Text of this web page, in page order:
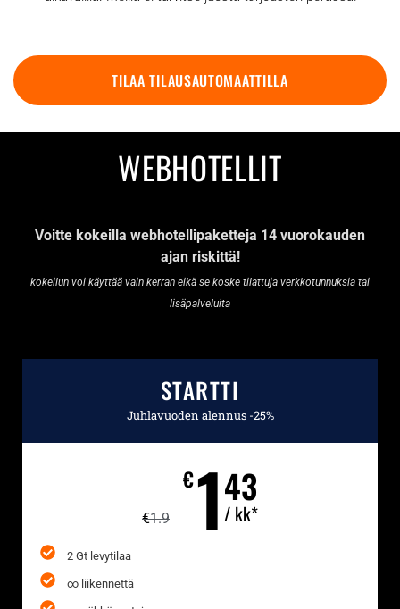
TILAA TILAUSAUTOMAATTILLA
WEBHOTELLIT
Voitte kokeilla webhotellipaketteja 14 vuorokauden
ajan riskittä!
kokeilun voi käyttää vain kerran eikä se koske tilattuja verkkotunnuksia tai
lisäpalveluita
STARTTI
Juhlavuoden alennus -25%
€1.9
€143
/ kk*
2 Gt levytilaa
∞ liikennettä